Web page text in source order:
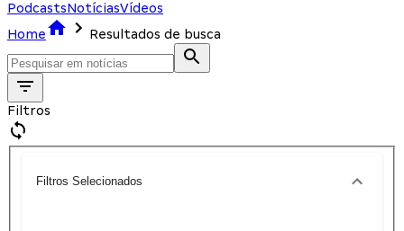
PodcastsNotíciasVídeos
Home
Resultados de busca
Filtros
Filtros Selecionados